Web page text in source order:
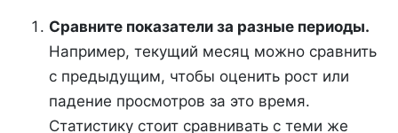
Сравните показатели за разные периоды.
Например, текущий месяц можно сравнить
с предыдущим, чтобы оценить рост или
падение просмотров за это время.
Статистику стоит сравнивать с теми же